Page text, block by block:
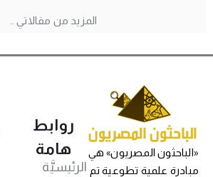
المزيد من مقالاتي ..
«الباحثون المصريون» هي
مبادرة علمية تطوعية تم
روابط
هامة
الرئيسيَّة